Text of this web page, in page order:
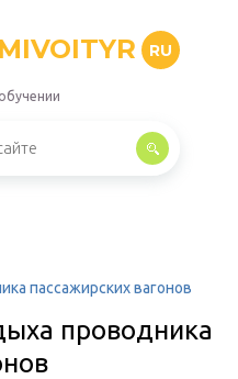
RU
пассажирских вагонов
проводника